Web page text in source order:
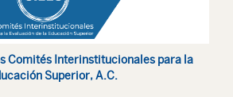
Comités Interinstitucionales para la
Superior, A.C.